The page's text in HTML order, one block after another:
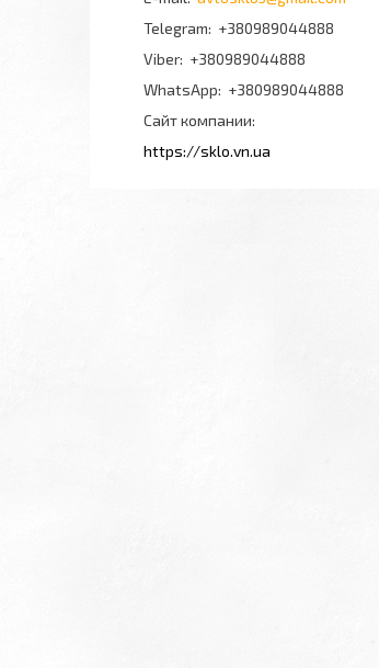
+380989044888
+380989044888
+380989044888
Сайт компании
https://sklo.vn.ua